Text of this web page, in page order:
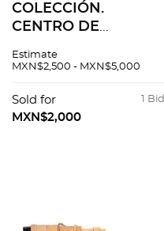
COLECCIÓN.
CENTRO DE
HISTORIA DE
CHIMALISTAC.
MÉXICO: 1980-1986.
Estimate
MXN$2,500 - MXN$5,000
1 Bid
Sold for
MXN$2,000